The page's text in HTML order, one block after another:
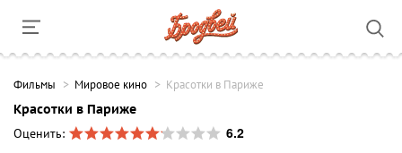
Фильмы Мировое кино Красотки в Париже
Красотки в Париже
Оценить:
6.2